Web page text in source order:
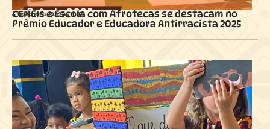
6 fevereiro 2026 ás10:16
CEMEIs e Escola com Afrotecas se destacam no
Prêmio Educador e Educadora Antirracista 2025